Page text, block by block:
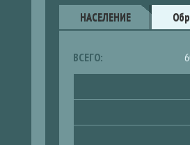
ДанныеНАСЕЛЕНИЕ (ACTIVE
ВСЕГО: